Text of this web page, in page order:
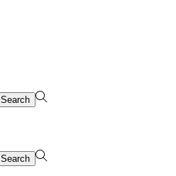
Search
Search